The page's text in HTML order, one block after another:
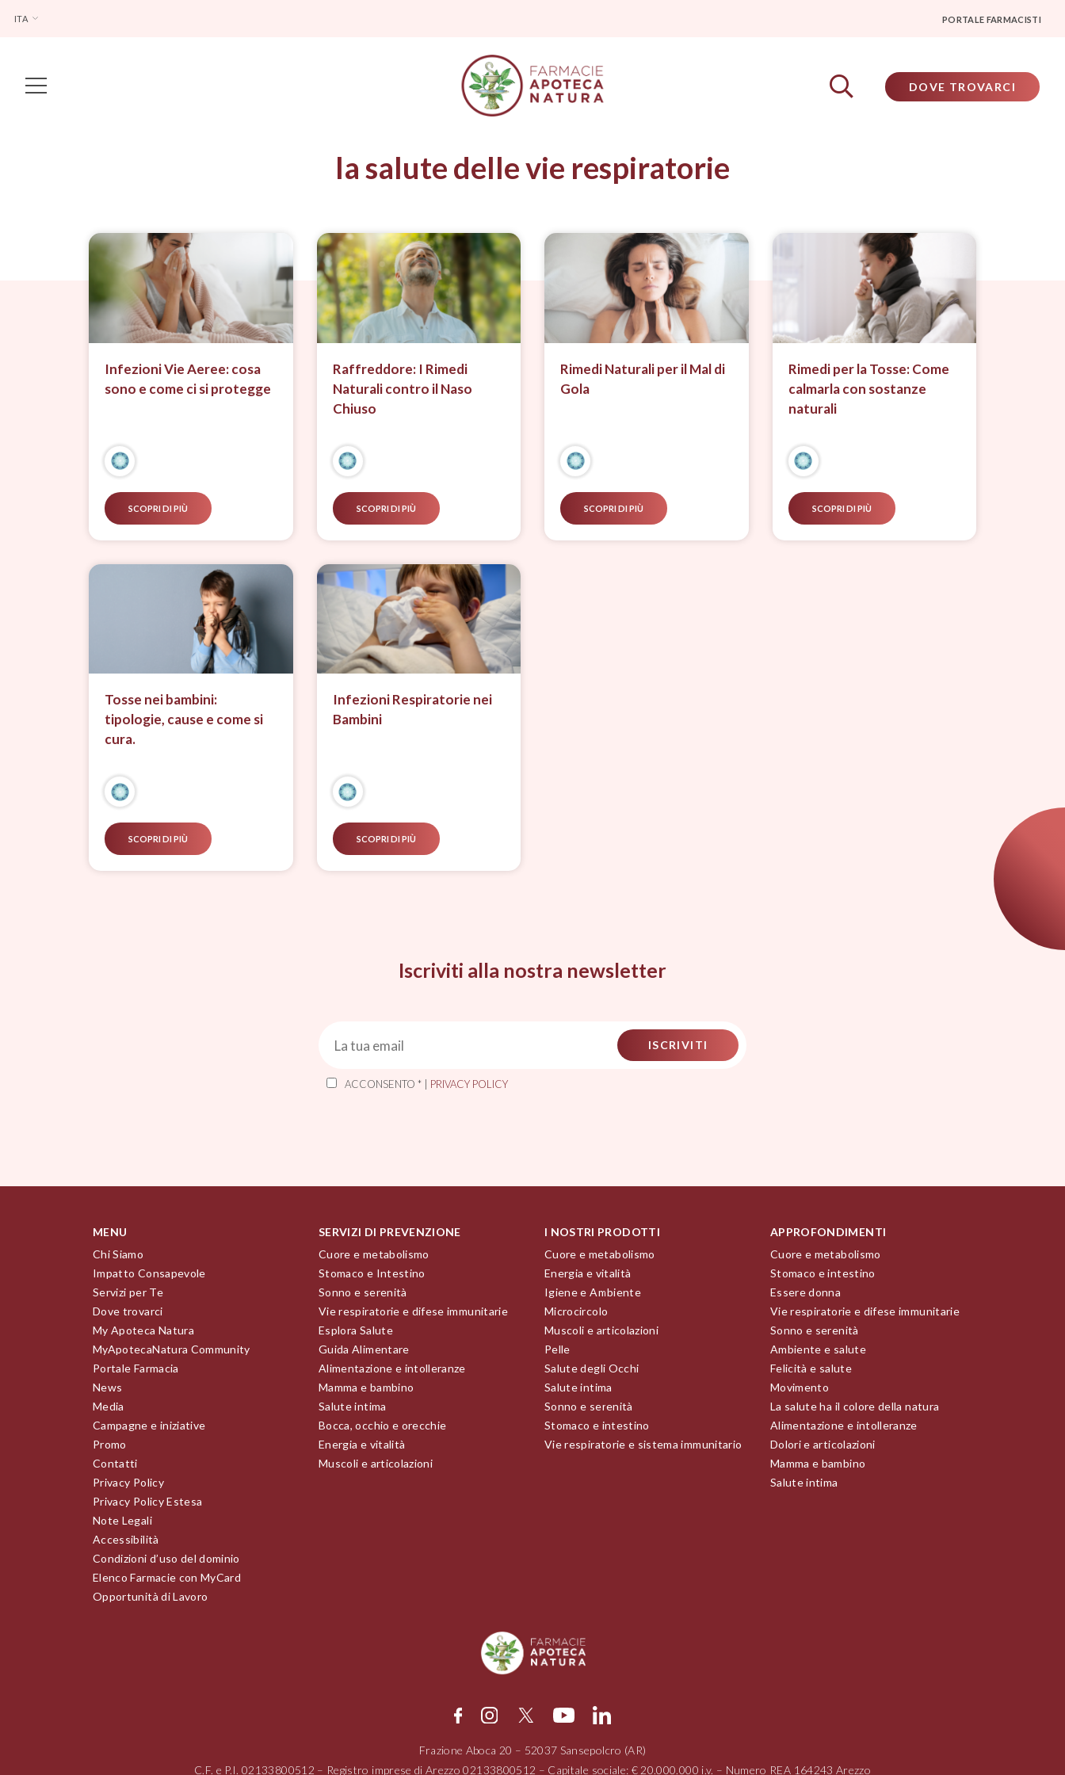
ITA PORTALE FARMACISTI
Main Navigation DOVE TROVARCI
la salute delle vie respiratorie
Infezioni Vie Aeree: cosa
sono e come ci si protegge
SCOPRI DI PIÙ
Raffreddore: I Rimedi
Naturali contro il Naso
Chiuso
SCOPRI DI PIÙ
Rimedi Naturali per il Mal di
Gola
SCOPRI DI PIÙ
Rimedi per la Tosse: Come
calmarla con sostanze
naturali
SCOPRI DI PIÙ
Tosse nei bambini:
tipologie, cause e come si
cura.
SCOPRI DI PIÙ
Infezioni Respiratorie nei
Bambini
SCOPRI DI PIÙ
Iscriviti alla nostra newsletter
ISCRIVITI
ACCONSENTO * | PRIVACY POLICY
MENU
Chi Siamo
Impatto Consapevole
Servizi per Te
Dove trovarci
My Apoteca Natura
MyApotecaNatura Community
Portale Farmacia
News
Media
Campagne e iniziative
Promo
Contatti
Privacy Policy
Privacy Policy Estesa
Note Legali
Accessibilità
Condizioni d’uso del dominio
Elenco Farmacie con MyCard
Opportunità di Lavoro
SERVIZI DI PREVENZIONE
Cuore e metabolismo
Stomaco e Intestino
Sonno e serenità
Vie respiratorie e difese immunitarie
Esplora Salute
Guida Alimentare
Alimentazione e intolleranze
Mamma e bambino
Salute intima
Bocca, occhio e orecchie
Energia e vitalità
Muscoli e articolazioni
I NOSTRI PRODOTTI
Cuore e metabolismo
Energia e vitalità
Igiene e Ambiente
Microcircolo
Muscoli e articolazioni
Pelle
Salute degli Occhi
Salute intima
Sonno e serenità
Stomaco e intestino
Vie respiratorie e sistema immunitario
APPROFONDIMENTI
Cuore e metabolismo
Stomaco e intestino
Essere donna
Vie respiratorie e difese immunitarie
Sonno e serenità
Ambiente e salute
Felicità e salute
Movimento
La salute ha il colore della natura
Alimentazione e intolleranze
Dolori e articolazioni
Mamma e bambino
Salute intima
Frazione Aboca 20 – 52037 Sansepolcro (AR)
C.F. e P.I.02133800512 – Registro imprese di Arezzo02133800512 – Capitale sociale: € 20.000.000 i.v. – Numero REA 164243 Arezzo